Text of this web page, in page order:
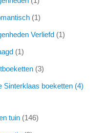
1
Verliefd 1
1
3
Sinterklaas boeketten (4)
tuin 146